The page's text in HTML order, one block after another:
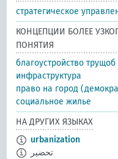
стратегическое
КОНЦЕПЦИИ БОЛЕЕ
ПОНЯТИЯ
благоустройство трущоб
инфраструктура
право на город
социальное жилье
НА ДРУГИХ ЯЗЫКАХ
urbanization
تحضير